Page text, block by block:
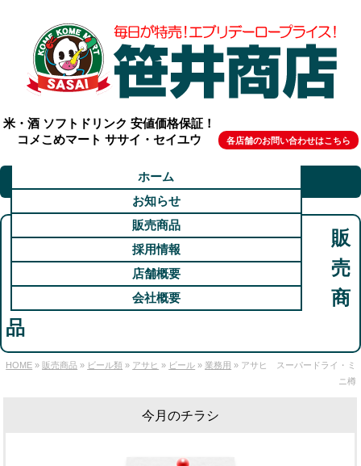
米・酒 ソフトドリンク 安値価格保証！
コメこめマート ササイ・セイユウ
各店舗のお問い合わせはこちら
ホーム
お知らせ
販売商品
採用情報
店舗概要
会社概要
販
売
商
品
HOME » 販売商品 » ビール類 » アサヒ » ビール »業務用 » アサヒ スーパードライ・ミ
ニ樽